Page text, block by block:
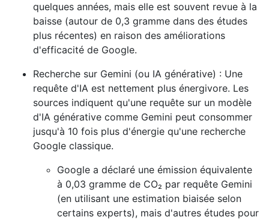
quelques années, mais elle est souvent revue à la
baisse (autour de 0,3 gramme dans des études
plus récentes) en raison des améliorations
d'efficacité de Google.
Recherche sur Gemini (ou IA générative) : Une
requête d'IA est nettement plus énergivore. Les
sources indiquent qu'une requête sur un modèle
d'IA générative comme Gemini peut consommer
jusqu'à 10 fois plus d'énergie qu'une recherche
Google classique.
Google a déclaré une émission équivalente
à 0,03 gramme de CO₂ par requête Gemini
(en utilisant une estimation biaisée selon
certains experts), mais d'autres études pour